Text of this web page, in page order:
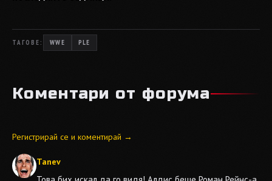
ТАГОВЕ: WWE PLE
Коментари от форума
Регистрирай се и коментирай →
Tanev